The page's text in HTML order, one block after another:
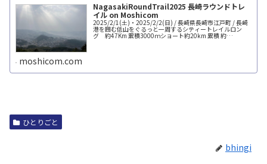
NagasakiRoundTrail2025 長崎ラウンドトレ
イル on Moshicom
2025/2/1(土)・2025/2/2(日) / 長崎県長崎市江戸町 / 長崎
港を囲む低山をぐるっと一周するシティートレイルロン
グ 約47Km 累積3000ｍショート約20km 累積 約
moshicom.com
ひとりごと
bhingi